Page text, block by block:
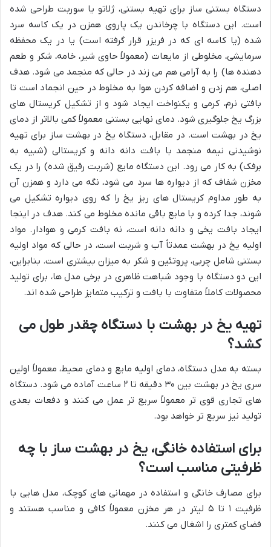
دستگاه بستنی ساز برای تهیه بستنی، ژلاتو یا سوربت طراحی شده
است. این دستگاه با چرخاندن یک پاروی همزن در یک کاسه سرد
شده (یا کاسه ای که در فریزر قرار گرفته است) یا در یک محفظه
سرمایشی، مخلوطی از مایعات (معمولاً حاوی شیر، خامه، شکر و طعم
دهنده ها) را به آرامی هم می زند در حالی که منجمد می شود. هدف
اصلی، هم زدن و اضافه کردن هوا به مخلوط در حین انجماد است تا
بافتی نرم، کرمی و یکنواخت ایجاد شود و از تشکیل کریستال های
بزرگ یخ جلوگیری شود. دمای نهایی بستنی معمولاً کمی بالاتر از دمای
یخ در بهشت است. در مقابل، دستگاه یخ در بهشت ساز برای تهیه
نوشیدنی نیمه منجمد با بافت دانه دانه و کریستالی (شبیه به
برفک) به کار می رود. این دستگاه مایع (شربت رقیق شده) را در یک
مخزن شفاف که از دیواره ها سرد می شود، نگه می دارد و همزن آن
به طور مداوم کریستال های ریز یخ را که روی دیواره تشکیل می
شوند، جدا کرده و با مایع باقی مانده مخلوط می کند. هدف در اینجا
ایجاد بافت یخی و دانه دانه است، نه بافت کرمی و هوادار. مواد
اولیه یخ در بهشت عمدتاً آب و شربت است، در حالی که مواد اولیه
بستنی شامل چربی، پروتئین و شکر به میزان بیشتری است. بنابراین،
این دو دستگاه با وجود شباهت ظاهری در برخی مدل ها، برای تولید
محصولات کاملاً متفاوت با بافت و ترکیب متمایز طراحی شده اند.
تهیه یخ در بهشت با دستگاه چقدر طول می
کشد؟
بسته به مدل دستگاه، دمای اولیه مایع و دمای محیط، معمولاً اولین
سری یخ در بهشت بین ۳۰ دقیقه تا ۲ ساعت آماده می شود. دستگاه
های تجاری قوی تر معمولاً سریع تر عمل می کنند و دفعات بعدی
تولید نیز سریع تر خواهد بود.
برای استفاده خانگی، یخ در بهشت ساز با چه
ظرفیتی مناسب است؟
برای مصارف خانگی و استفاده در مهمانی های کوچک، مدل هایی با
ظرفیت ۱ تا ۵ لیتر در هر مخزن معمولاً کافی و مناسب هستند و
فضای کمتری را اشغال می کنند.